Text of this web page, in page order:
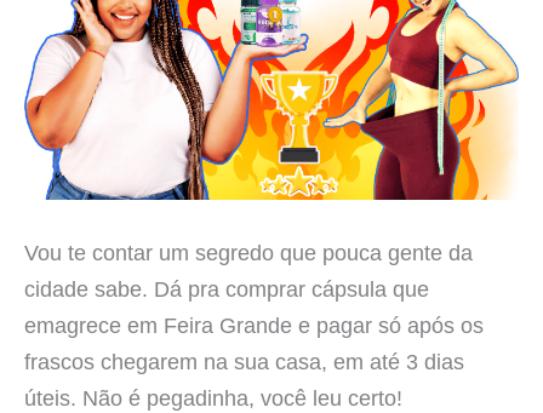
Vou te contar um segredo que pouca gente da
cidade sabe. Dá pra comprar cápsula que
emagrece em Feira Grande e pagar só após os
frascos chegarem na sua casa, em até 3 dias
úteis. Não é pegadinha, você leu certo!